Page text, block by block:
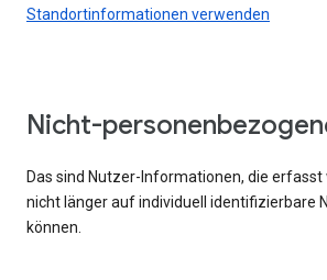
Standortinformationen verwenden
Nicht-
Das sind Nutzer-Informationen, die erfasst
nicht länger auf individuell identifizierbare
können.